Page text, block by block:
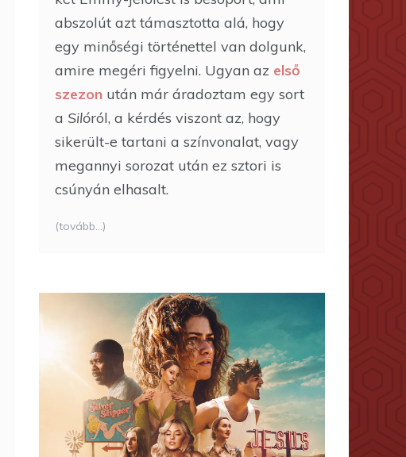
abszolút azt támasztotta alá, hogy
egy minőségi történettel van dolgunk,
amire megéri figyelni. Ugyan az első
szezon után már áradoztam egy sort
a Silóról, a kérdés viszont az, hogy
sikerült-e tartani a színvonalat, vagy
megannyi sorozat után ez sztori is
csúnyán elhasalt.
(tovább…)